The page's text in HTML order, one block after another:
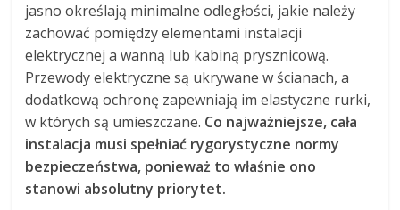
jasno określają minimalne odległości, jakie należy
zachować pomiędzy elementami instalacji
elektrycznej a wanną lub kabiną prysznicową.
Przewody elektryczne są ukrywane w ścianach, a
dodatkową ochronę zapewniają im elastyczne rurki,
w których są umieszczane. Co najważniejsze, cała
instalacja musi spełniać rygorystyczne normy
bezpieczeństwa, ponieważ to właśnie ono
stanowi absolutny priorytet.